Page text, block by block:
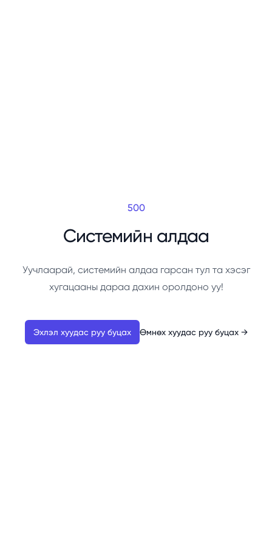
500
Системийн алдаа
Уучлаарай, системийн алдаа гарсан тул та хэсэг
хугацааны дараа дахин оролдоно уу!
Эхлэл хуудас руу буцах Өмнөх хуудас руу буцах →